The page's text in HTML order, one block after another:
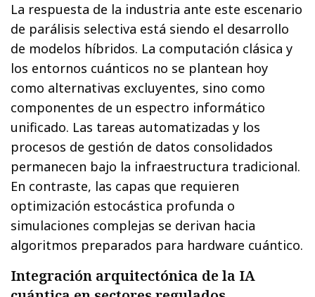
La respuesta de la industria ante este escenario
de parálisis selectiva está siendo el desarrollo
de modelos híbridos. La computación clásica y
los entornos cuánticos no se plantean hoy
como alternativas excluyentes, sino como
componentes de un espectro informático
unificado. Las tareas automatizadas y los
procesos de gestión de datos consolidados
permanecen bajo la infraestructura tradicional.
En contraste, las capas que requieren
optimización estocástica profunda o
simulaciones complejas se derivan hacia
algoritmos preparados para hardware cuántico.
Integración arquitectónica de la IA